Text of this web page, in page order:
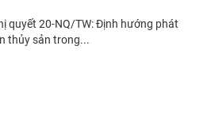
quyết 20-NQ/TW: Định hướng phát
thủy sản trong...